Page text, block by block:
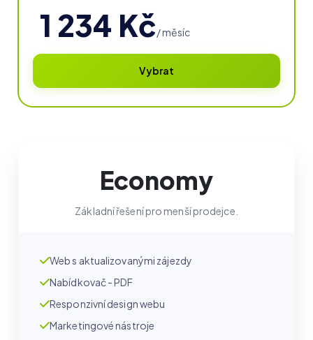
1 234 Kč/ měsíc
Vybrat
Economy
Základní řešení pro menší prodejce.
Web s aktualizovanými zájezdy
Nabídkovač - PDF
Responzivní design webu
Marketingové nástroje